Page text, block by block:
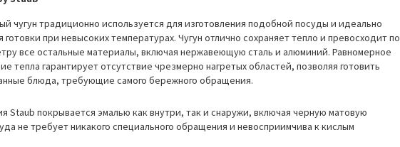
чугун традиционно используется для изготовления подобной посуды и идеально
при невысоких температурах. Чугун отлично сохраняет тепло и превосходит по
все остальные материалы, включая нержавеющую сталь и алюминий. Равномерное
тепла гарантирует отсутствие чрезмерно нагретых областей, позволяя готовить
блюда, требующие самого бережного обращения.
Staub покрывается эмалью как внутри, так и снаружи, включая черную матовую
не требует никакого специального обращения и невосприимчива к кислым